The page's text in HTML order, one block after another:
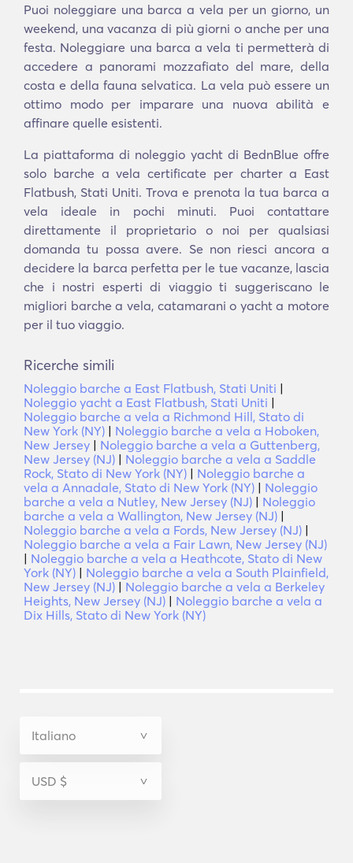
Puoi noleggiare una barca a vela per un giorno, un
weekend, una vacanza di più giorni o anche per una
festa. Noleggiare una barca a vela ti permetterà di
accedere a panorami mozzafiato del mare, della
costa e della fauna selvatica. La vela può essere un
ottimo modo per imparare una nuova abilità e
affinare quelle esistenti.
La piattaforma di noleggio yacht di BednBlue offre
solo barche a vela certificate per charter a East
Flatbush, Stati Uniti. Trova e prenota la tua barca a
vela ideale in pochi minuti. Puoi contattare
direttamente il proprietario o noi per qualsiasi
domanda tu possa avere. Se non riesci ancora a
decidere la barca perfetta per le tue vacanze, lascia
che i nostri esperti di viaggio ti suggeriscano le
migliori barche a vela, catamarani o yacht a motore
per il tuo viaggio.
Ricerche simili
Noleggio barche a East Flatbush, Stati Uniti |
Noleggio yacht a East Flatbush, Stati Uniti |
Noleggio barche a vela a Richmond Hill, Stato di
New York (NY) | Noleggio barche a vela a Hoboken,
New Jersey | Noleggio barche a vela a Guttenberg,
New Jersey (NJ) | Noleggio barche a vela a Saddle
Rock, Stato di New York (NY) | Noleggio barche a
vela a Annadale, Stato di New York (NY) | Noleggio
barche a vela a Nutley, New Jersey (NJ) | Noleggio
barche a vela a Wallington, New Jersey (NJ) |
Noleggio barche a vela a Fords, New Jersey (NJ) |
Noleggio barche a vela a Fair Lawn, New Jersey (NJ)
| Noleggio barche a vela a Heathcote, Stato di New
York (NY) | Noleggio barche a vela a South Plainfield,
New Jersey (NJ) | Noleggio barche a vela a Berkeley
Heights, New Jersey (NJ) | Noleggio barche a vela a
Dix Hills, Stato di New York (NY)